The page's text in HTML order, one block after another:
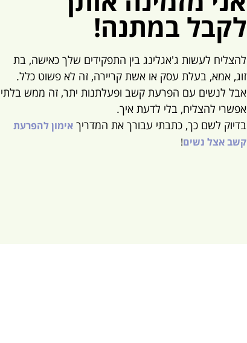
לקבל במתנה!
להצליח לעשות ג'אגלינג בין התפקידים שלך כאישה, בת
זוג, אמא,בעלת עסקאו אשת קריירה, זה לא פשוט כלל.
אבל לנשים עם הפרעת קשב ופעלתנות יתר, זה ממש בלתי
אפשרי להצליח, בלי לדעת איך.
בדיוק לשם כך, כתבתי עבורך את המדריךאימון להפרעת
קשב אצל נשים!